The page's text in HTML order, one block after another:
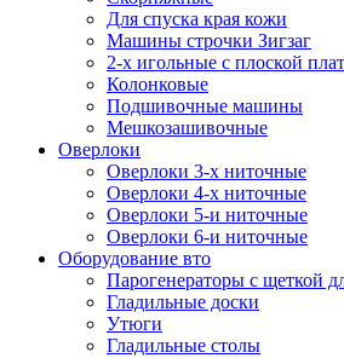
Для спуска края кожи
Машины строчки Зигзаг
2-х игольные с плоской
Колонковые
Подшивочные машины
Мешкозашивочные
Оверлоки
Оверлоки 3-х ниточные
Оверлоки 4-х ниточные
Оверлоки 5-и ниточные
Оверлоки 6-и ниточные
Оборудование вто
Парогенераторы с щеткой
Гладильные доски
Утюги
Гладильные столы